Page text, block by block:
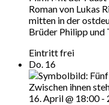
Roman von Lukas
mitten in der
Brüder Philipp und
Eintritt frei
Do. 16
16. April @ 18:00-